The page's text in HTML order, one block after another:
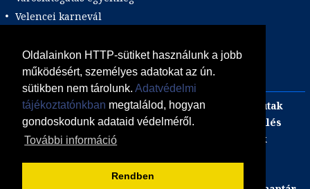
Oldalainkon HTTP-sütiket használunk a jobb
működésért, személyes adatokat az ún.
sütikben nem tárolunk. Adatvédelmi
tájékoztatónkban megtalálod, hogyan
gondoskodunk adataid védelméről.
További információ
Rendben
Velencei karnevál
Wellness
Zene tematika
Adults only Incentive
Szilveszteri egzotikus utak
Adventi utak
focijegy + szállás
Kombinált üdülés
Akciós Egzotikum
Gasztro utak
Luxushotelek
Süti (cookie) tájékoztató